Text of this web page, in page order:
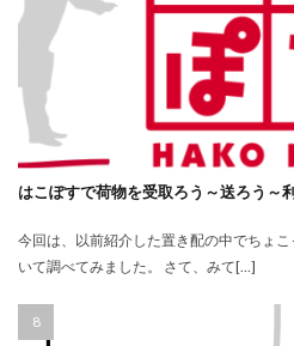
はこぽすで荷物を受取ろう～送ろう～
今回は、以前紹介した置き配の中でちょ
いて調べてみました。 さて、みて[…]